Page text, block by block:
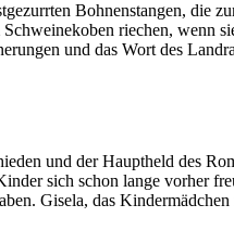
Bohnenstangen, die
riechen, wenn
und das Wort des
und der Hauptheld des
sich schon lange vorher
Gisela, das